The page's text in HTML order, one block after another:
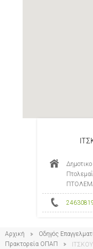
Αρχική Οδηγός
Πρακτορεία ΟΠΑΠ